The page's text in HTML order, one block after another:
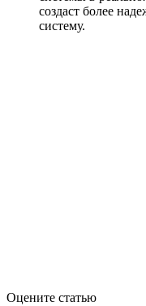
создаст более
систему.
Оцените статью